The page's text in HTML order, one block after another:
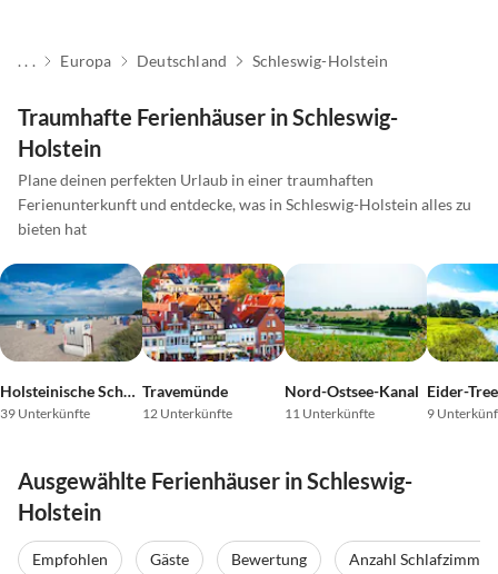
. . . Europa Deutschland Schleswig-Holstein
Traumhafte Ferienhäuser in Schleswig-
Holstein
Plane deinen perfekten Urlaub in einer traumhaften
Ferienunterkunft und entdecke, was in Schleswig-Holstein alles zu
bieten hat
Holsteinische Schweiz
39 Unterkünfte
Travemünde
12 Unterkünfte
Nord-Ostsee-Kanal
11 Unterkünfte
Eider-
9
Ausgewählte Ferienhäuser in Schleswig-
Holstein
Empfohlen Gäste Bewertung Anzahl Schlafzimmer